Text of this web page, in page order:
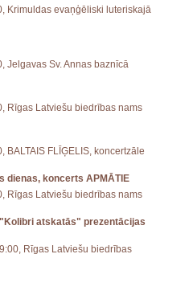
Krimuldas evaņģēliski luteriskajā
Jelgavas Sv. Annas baznīcā
Rīgas Latviešu biedrības nams
BALTAIS FLĪĢELIS, koncertzāle
dienas, koncerts APMĀTIE
Rīgas Latviešu biedrības nams
atskatās" prezentācijas
Rīgas Latviešu biedrības